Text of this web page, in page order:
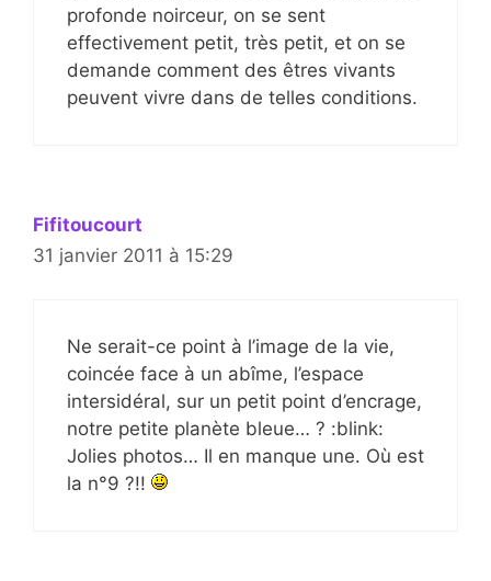
profonde noirceur, on se sent
effectivement petit, très petit, et on se
demande comment des êtres vivants
peuvent vivre dans de telles conditions.
Fifitoucourt
31 janvier 2011 à 15:29
Ne serait-ce point à l’image de la vie,
coincée face à un abîme, l’espace
intersidéral, sur un petit point d’encrage,
notre petite planète bleue… ? :blink:
Jolies photos… Il en manque une. Où est
la n°9 ?!!